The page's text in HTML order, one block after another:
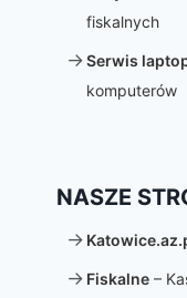
fiskalnych
Serwis
komputerów
NASZE
Fiskalne–